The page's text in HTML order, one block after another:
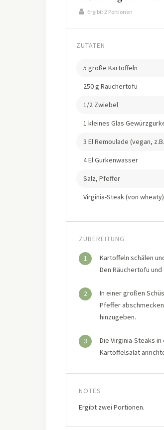
Ergibt: 2 Portionen
ZUTATEN
5 große Kartoffeln
250 g Räuchertofu
1/2 Zwiebel
1 kleines Glas
3 El Remoulade (vegan,
4 El Gurkenwasser
Salz, Pfeffer
Virginia-Steak (von wheaty)
ZUBEREITUNG
1
Kartoffeln schälen
Den Räuchertofu
2
In einer großen
Pfeffer
hinzugeben.
3
Die Virginia-Steaks
Kartoffelsalat
NOTES
Ergibt zwei Portionen.